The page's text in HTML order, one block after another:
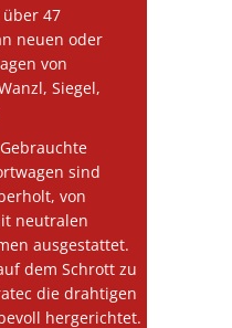
über 47
neuen oder
von
Siegel,
Gebrauchte
sind
von
neutralen
ausgestattet.
dem Schrott zu
die drahtigen
hergerichtet.